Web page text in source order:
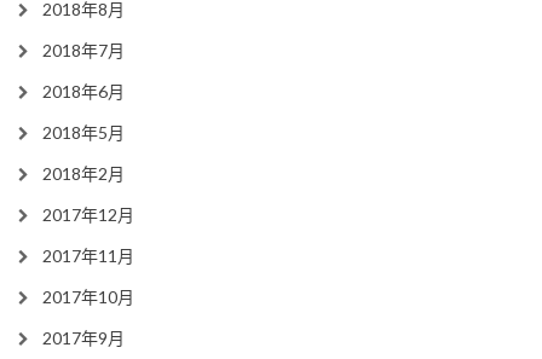
2018年8月
2018年7月
2018年6月
2018年5月
2018年2月
2017年12月
2017年11月
2017年10月
2017年9月